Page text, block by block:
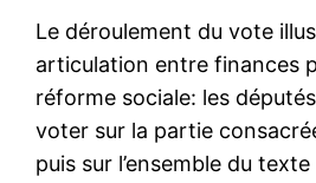
Le déroulement du vote
articulation entre finances
réforme sociale: les
voter sur la partie
puis sur l’ensemble du